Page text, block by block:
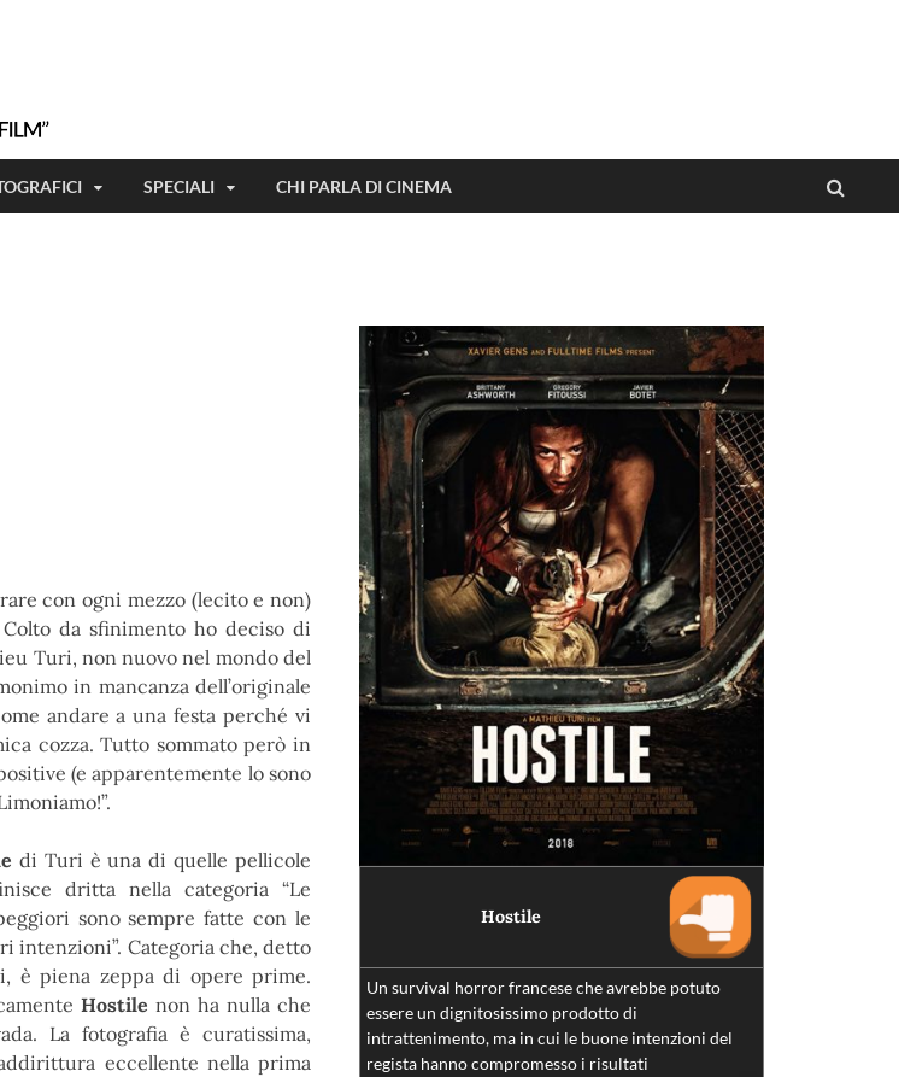
SPECIALI CHI PARLA DI CINEMA
con ogni mezzo (lecito e non)
da sfinimento ho deciso di
Turi, non nuovo nel mondo del
in mancanza dell’originale
andare a una festa perché vi
cozza. Tutto sommato però in
(e apparentemente lo sono
di Turi è una di quelle pellicole
dritta nella categoria “Le
sono sempre fatte con le
intenzioni”. Categoria che, detto
è piena zeppa di opere prime.
Hostile non ha nulla che
La fotografia è curatissima,
eccellente nella prima
Hostile
Un survival horror francese che avrebbe potuto
essere un dignitosissimo prodotto di
intrattenimento, ma in cui le buone intenzioni del
regista hanno compromesso i risultati